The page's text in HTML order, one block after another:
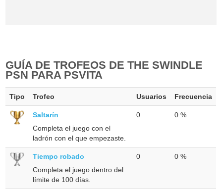
GUÍA DE TROFEOS DE THE SWINDLE
PSN PARA PSVITA
Tipo Trofeo Usuarios Frecuencia
Saltarín
Completa el juego con el
ladrón con el que empezaste.
0 0 %
Tiempo robado
Completa el juego dentro del
límite de 100 días.
0 0 %